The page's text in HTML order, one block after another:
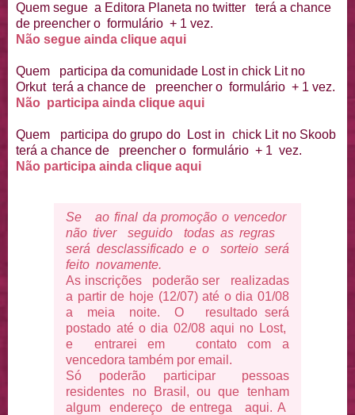
Quem segue a Editora Planeta no twitter terá a chance
de preencher o formulário + 1 vez.
Não segue ainda clique aqui
Quem participa da comunidade Lost in chick Lit no
Orkut terá a chance de preencher o formulário + 1 vez.
Não participa ainda clique aqui
Quem participa do grupo do Lost in chick Lit no Skoob
terá a chance de preencher o formulário + 1 vez.
Não participa ainda clique aqui
Se ao final da promoção o vencedor
não tiver seguido todas as regras
será desclassificado e o sorteio será
feito novamente.
As inscrições poderão ser realizadas
a partir de hoje (12/07) até o dia 01/08
a meia noite. O resultado será
postado até o dia 02/08 aqui no Lost,
e entrarei em contato com a
vencedora também por email.
Só poderão participar pessoas
residentes no Brasil, ou que tenham
algum endereço de entrega aqui. A